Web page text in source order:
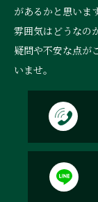
があるかと思いま
雰囲気はどうなの
疑問や不安な点が
いませ。